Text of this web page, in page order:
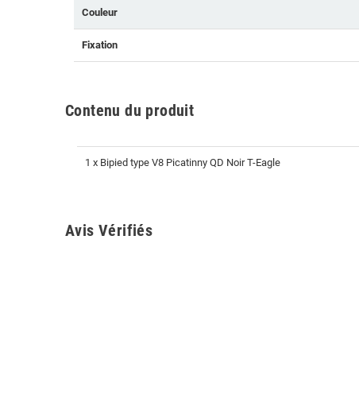
Couleur
Fixation
Contenu du produit
1 x Bipied type V8 Picatinny QD Noir T-Eagle
Avis Vérifiés